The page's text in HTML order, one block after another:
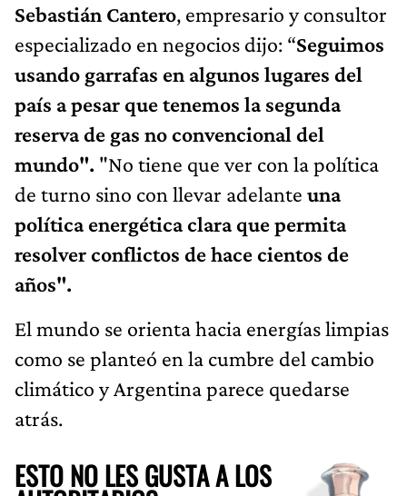
Sebastián Cantero, empresario y consultor
especializado en negocios dijo: “Seguimos
usando garrafas en algunos lugares del
país a pesar que tenemos la segunda
reserva de gas no convencional del
mundo". "No tiene que ver con la política
de turno sino con llevar adelante una
política energética clara que permita
resolver conflictos de hace cientos de
años".
El mundo se orienta hacia energías limpias
como se planteó en la cumbre del cambio
climático y Argentina parece quedarse
atrás.
ESTO NO LES GUSTA A LOS